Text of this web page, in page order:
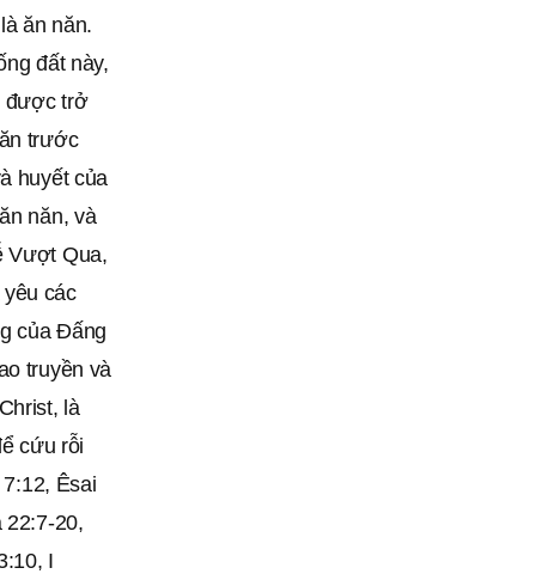
ăn năn.
đất này,
được trở
trước
huyết của
năn, và
Vượt Qua,
các
của Đấng
truyền và
là
cứu rỗi
Êsai
22:7-20,
I